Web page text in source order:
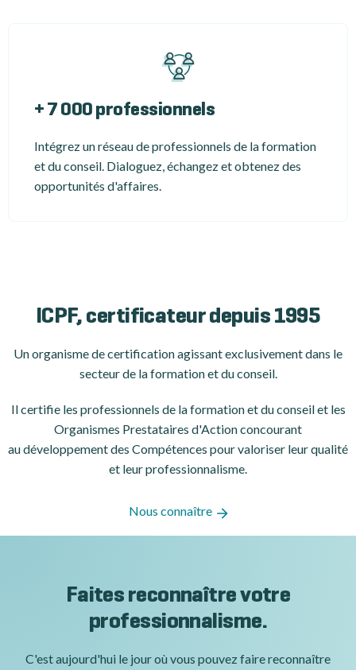
+ 7 000 professionnels
Intégrez un réseau de professionnels de la formation
et du conseil. Dialoguez, échangez et obtenez des
opportunités d'affaires.
ICPF, certificateur depuis 1995
Un organisme de certificationagissant exclusivement dans le
secteur de la formation et du conseil.
Il certifie les professionnels de la formation et du conseil et les
Organismes Prestataires d'Action concourant
au développement des Compétences pour valoriser leur qualité
et leur professionnalisme.
Nous connaître
Faites reconnaître votre
professionnalisme.
C'est aujourd'hui le jour où vous pouvez faire reconnaître